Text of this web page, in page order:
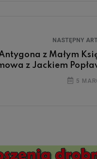
NASTĘPNY
z Małym
z Jackiem
5